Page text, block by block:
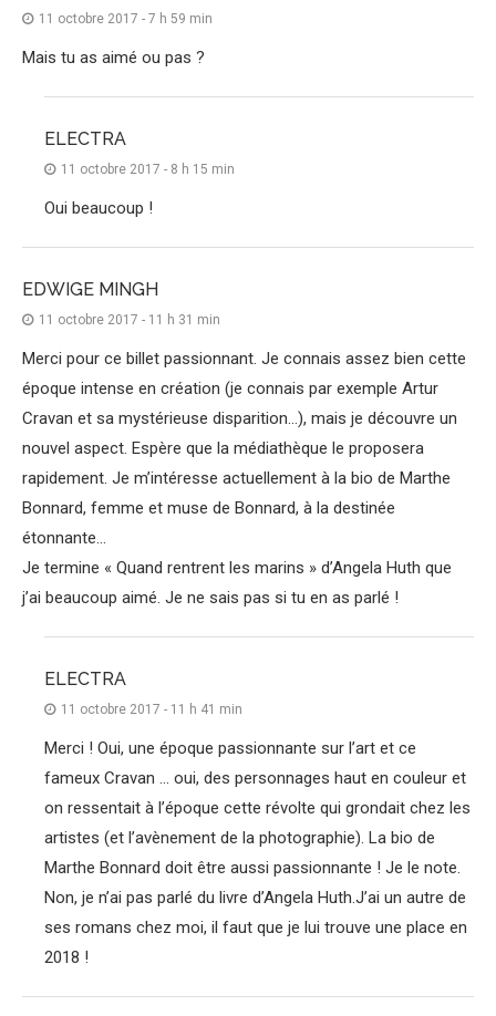
11 octobre 2017 - 7 h 59 min
Mais tu as aimé ou pas ?
ELECTRA
11 octobre 2017 - 8 h 15 min
Oui beaucoup !
EDWIGE MINGH
11 octobre 2017 - 11 h 31 min
Merci pour ce billet passionnant. Je connais assez bien cette
époque intense en création (je connais par exemple Artur
Cravan et sa mystérieuse disparition…), mais je découvre un
nouvel aspect. Espère que la médiathèque le proposera
rapidement. Je m’intéresse actuellement à la bio de Marthe
Bonnard, femme et muse de Bonnard, à la destinée
étonnante…
Je termine « Quand rentrent les marins » d’Angela Huth que
j’ai beaucoup aimé. Je ne sais pas si tu en as parlé !
ELECTRA
11 octobre 2017 - 11 h 41 min
Merci ! Oui, une époque passionnante sur l’art et ce
fameux Cravan … oui, des personnages haut en couleur et
on ressentait à l’époque cette révolte qui grondait chez les
artistes (et l’avènement de la photographie). La bio de
Marthe Bonnard doit être aussi passionnante ! Je le note.
Non, je n’ai pas parlé du livre d’Angela Huth.J’ai un autre de
ses romans chez moi, il faut que je lui trouve une place en
2018 !